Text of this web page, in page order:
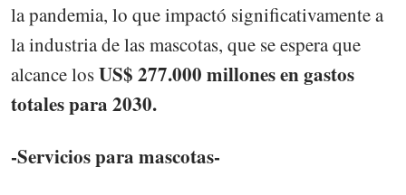
la pandemia, lo que impactó significativamente a
la industria de las mascotas, que se espera que
alcance losUS$ 277.000 millones en gastos
totales para 2030.
-Servicios para mascotas-